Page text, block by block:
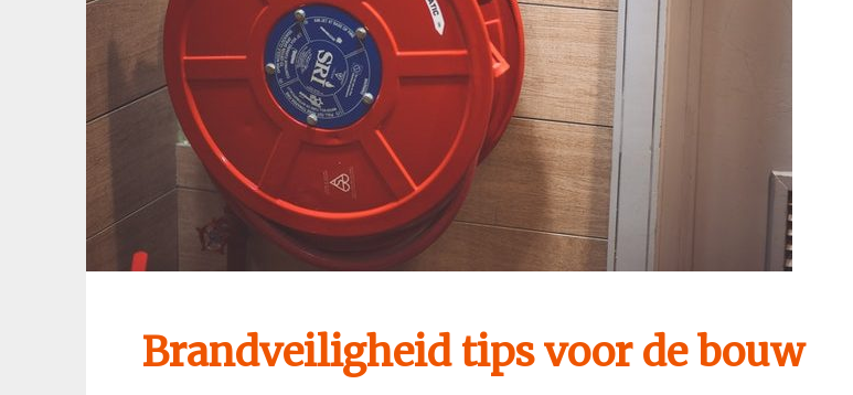
Brandveiligheid tips voor de bouw